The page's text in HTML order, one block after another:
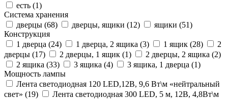
есть (1)
Система хранения
дверцы (68) дверцы, ящики (12) ящики (51)
Конструкция
1 дверца (24) 1 дверца, 2 ящика (3) 1 ящик (28)
2
дверцы (17) 2 дверцы, 1 ящик (1) 2 дверцы, 2 ящика (2)
2 ящика (33) 3 ящика (4) 3 ящика, 1 дверца (1)
Мощность лампы
Лента светодиодная 120 LED,12В, 9,6 Вт\м «нейтральный
свет» (19)
Лента светодиодная 300 LED, 5 м, 12В, 4,8Вт\м